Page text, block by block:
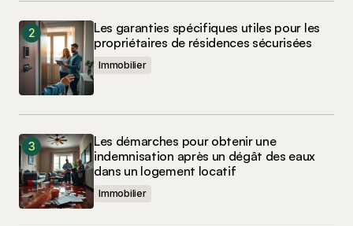
Les garanties spécifiques utiles pour les
propriétaires de résidences sécurisées
Immobilier
Les démarches pour obtenir une
indemnisation après un dégât des eaux
dans un logement locatif
Immobilier